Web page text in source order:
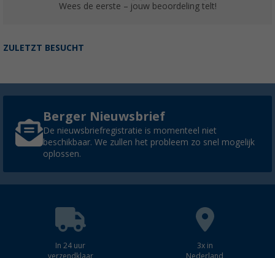
Wees de eerste – jouw beoordeling telt!
ZULETZT BESUCHT
Berger Nieuwsbrief
De nieuwsbriefregistratie is momenteel niet
beschikbaar. We zullen het probleem zo snel mogelijk
oplossen.
In 24 uur
verzendklaar
3x in
Nederland